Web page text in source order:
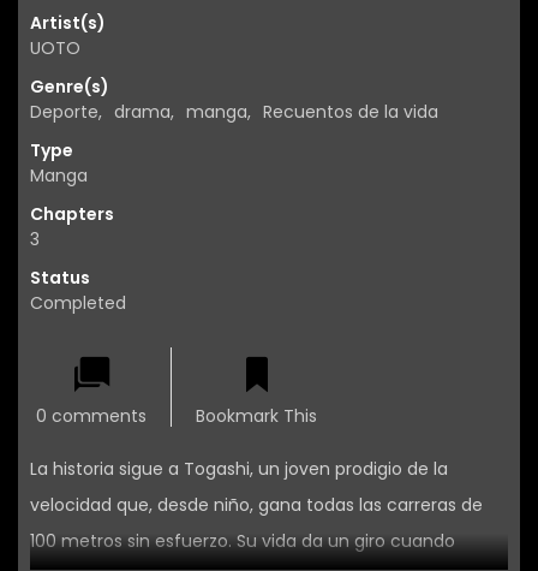
Artist(s)
UOTO
Genre(s)
Deporte, drama, manga, Recuentos de la vida
Type
Manga
Chapters
3
Status
Completed
0 comments Bookmark This
La historia sigue a Togashi, un joven prodigio de la
velocidad que, desde niño, gana todas las carreras de
100 metros sin esfuerzo. Su vida da un giro cuando